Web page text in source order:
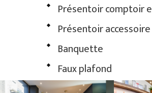
Présentoir comptoir
Présentoir accessoire
Banquette
Faux plafond